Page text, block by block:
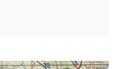
เพราะมีคนที่ไม่ยอมให้มันสูญพันธุ์